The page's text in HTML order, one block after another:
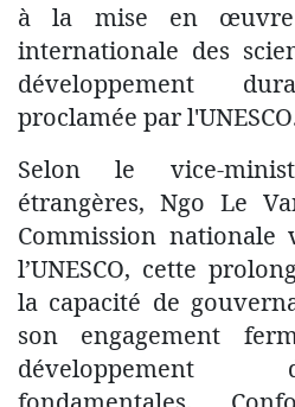
à la mise en
internationale des
développement
proclamée par
Selon le vice-
étrangères, Ngo Le
Commission nationale
l’UNESCO, cette
la capacité de
son engagement
développement